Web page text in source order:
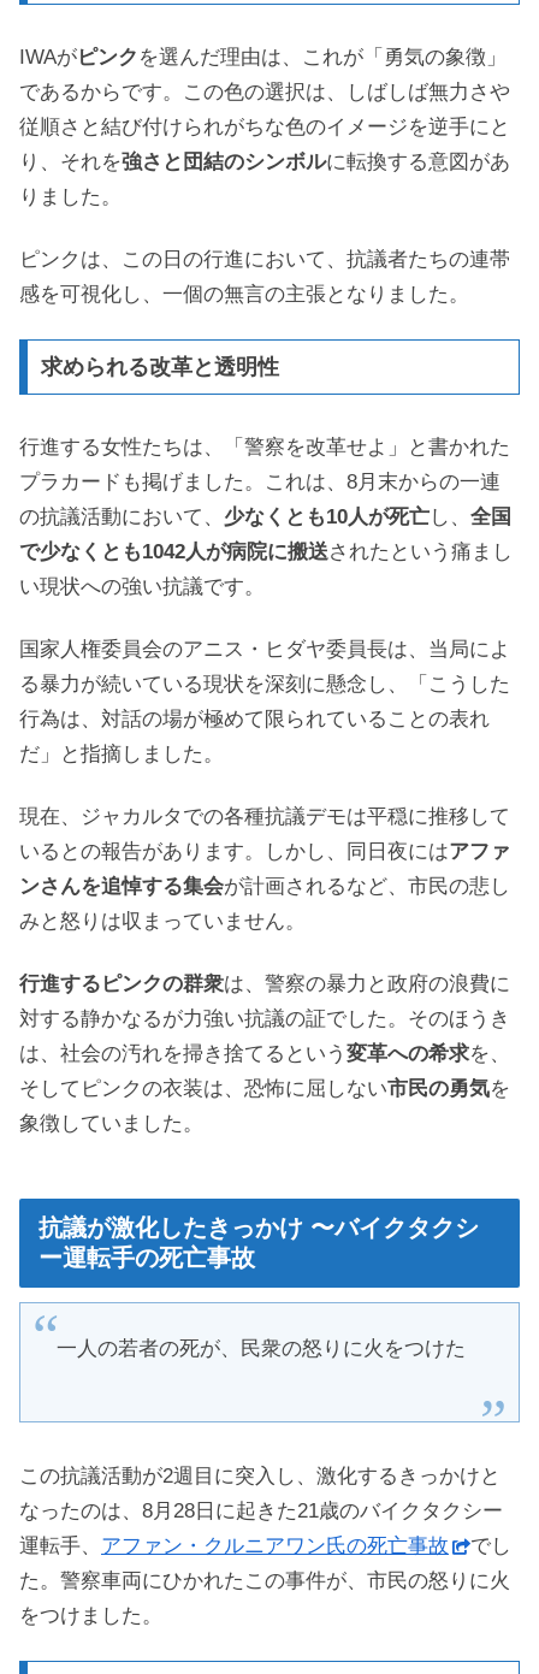
IWAがピンク を選んだ理由は、これが「勇気の象徴」
であるからです。この色の選択は、しばしば無力さや
従順さと結び付けられがちな色のイメージを逆手にと
り、それを強さと団結のシンボルに転換する意図があ
りました。
ピンクは、この日の行進において、抗議者たちの連帯
感を可視化し、一個の無言の主張となりました。
求められる改革と透明性
行進する女性たちは、「警察を改革せよ」と書かれた
プラカードも掲げました。これは、8月末からの一連
の抗議活動において、 少なくとも10人が死亡し、 全国
で少なくとも1042人が病院に搬送されたという痛まし
い現状への強い抗議です。
国家人権委員会のアニス・ヒダヤ委員長は、当局によ
る暴力が続いている現状を深刻に懸念し、「こうした
行為は、対話の場が極めて限られていることの表れ
だ」と指摘しました。
現在、ジャカルタでの各種抗議デモは平穏に推移して
いるとの報告があります。しかし、同日夜にはアファ
ンさんを追悼する集会が計画されるなど、市民の悲し
みと怒りは収まっていません。
行進するピンクの群衆は、警察の暴力と政府の浪費に
対する静かなるが力強い抗議の証でした。そのほうき
は、社会の汚れを掃き捨てるという 変革への希求を、
そしてピンクの衣装は、恐怖に屈しない市民の勇気を
象徴していました。
抗議が激化したきっかけ 〜バイクタクシ
ー運転手の死亡事故
一人の若者の死が、民衆の怒りに火をつけた
この抗議活動が2週目に突入し、激化するきっかけと
なったのは、8月28日に起きた21歳のバイクタクシー
運転手、 アファン・クルニアワン氏の死亡事故
でし
た。警察車両にひかれたこの事件が、市民の怒りに火
をつけました。